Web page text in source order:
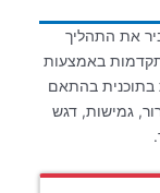
את התהליך
באמצעות
בהתאם
גמישות, דגש